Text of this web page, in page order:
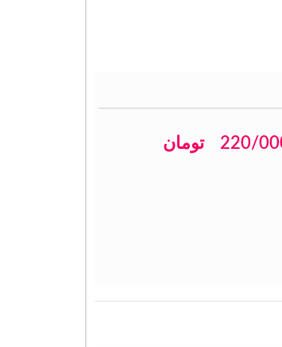
220/ تومان